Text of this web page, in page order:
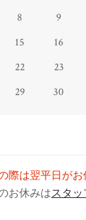
8 9
15 16
22 23
29 30
際は翌平日がお
お休みはスタ